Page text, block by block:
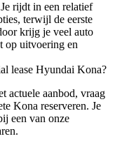
rijdt in een relatief
terwijl de eerste
krijg je veel auto
op uitvoering en
lease Hyundai Kona?
actuele aanbod, vraag
Kona reserveren. Je
een van onze